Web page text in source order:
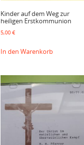
Kinder auf dem Weg zur
heiligen Erstkommunion
5,00 €
In den Warenkorb